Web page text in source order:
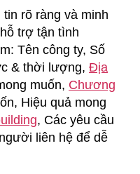
rõ ràng và minh
trợ tận tình
Tên công ty, Số
& thời lượng, Địa
muốn, Chương
Hiệu quả mong
, Các yêu cầu
liên hệ để dễ